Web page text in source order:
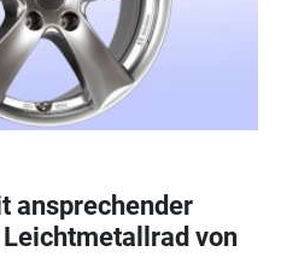
ansprechender
von